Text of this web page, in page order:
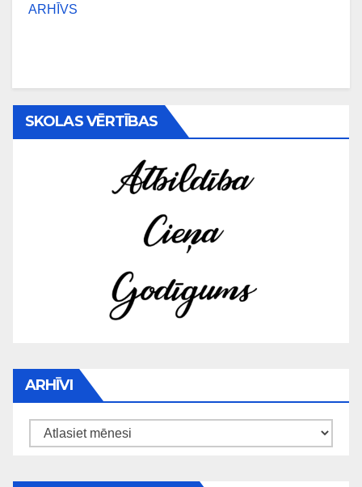
ARHĪVS
SKOLAS VĒRTĪBAS
ARHĪVI
Arhīvi